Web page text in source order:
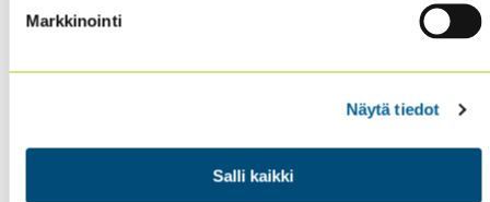
Markkinointi
Näytä tiedot
Salli kaikki
Sisäiset tarkastajat ry / Oy Inreviso Ab